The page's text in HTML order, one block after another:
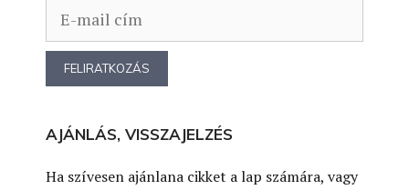
AJÁNLÁS, VISSZAJELZÉS
Ha szívesen ajánlana cikket a lap számára, vagy